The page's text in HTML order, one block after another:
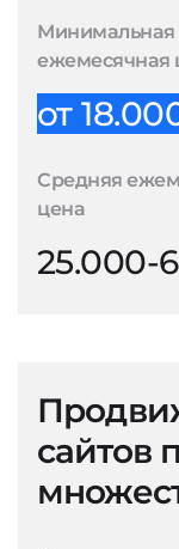
Минимальная
ежемесячная
от
Средняя
цена
25.000-
сайтов